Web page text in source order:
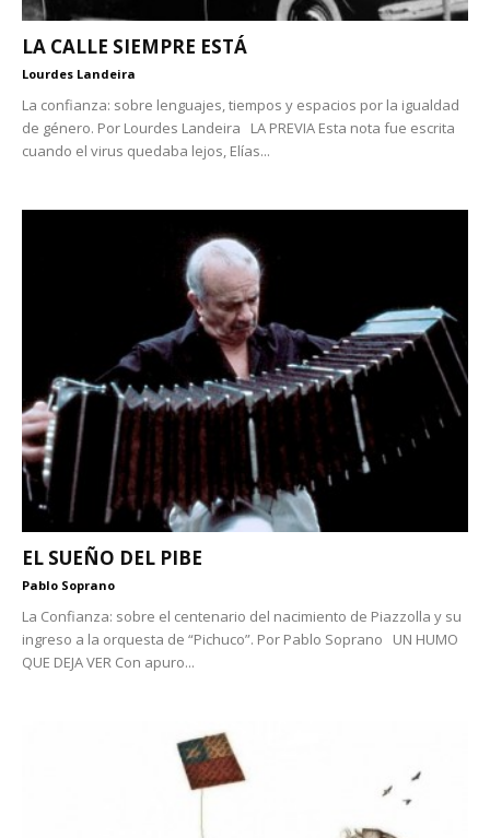
LA CALLE SIEMPRE ESTÁ
Lourdes Landeira
La confianza: sobre lenguajes, tiempos y espacios por la igualdad
de género. Por Lourdes Landeira LA PREVIA Esta nota fue escrita
cuando el virus quedaba lejos, Elías...
EL SUEÑO DEL PIBE
Pablo Soprano
La Confianza: sobre el centenario del nacimiento de Piazzolla y su
ingreso a la orquesta de “Pichuco”. Por Pablo Soprano UN HUMO
QUE DEJA VER Con apuro...